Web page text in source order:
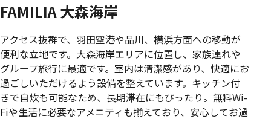
FAMILIA 大森海岸
アクセス抜群で、羽田空港や品川、横浜方面への移動が
便利な立地です。大森海岸エリアに位置し、家族連れや
グループ旅行に最適です。室内は清潔感があり、快適にお
過ごしいただけるよう設備を整えています。キッチン付
きで自炊も可能なため、長期滞在にもぴったり。無料Wi-
Fiや生活に必要なアメニティも揃えており、安心してお過